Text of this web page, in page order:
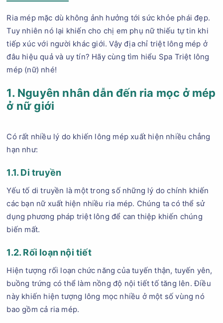
Ria mép mặc dù không ảnh hưởng tới sức khỏe phái đẹp.
Tuy nhiên nó lại khiến cho chị em phụ nữ thiếu tự tin khi
tiếp xúc với người khác giới. Vậy địa chỉ triệt lông mép ở
đâu hiệu quả và uy tín? Hãy cùng tìm hiểu Spa Triệt lông
mép (nữ) nhé!
1. Nguyên nhân dẫn đến ria mọc ở mép
ở nữ giới
Có rất nhiều lý do khiến lông mép xuất hiện nhiều chẳng
hạn như:
1.1. Di truyền
Yếu tố di truyền là một trong số những lý do chính khiến
các bạn nữ xuất hiện nhiều ria mép. Chúng ta có thể sử
dụng phương pháp triệt lông để can thiệp khiến chúng
biến mất.
1.2. Rối loạn nội tiết
Hiện tượng rối loạn chức năng của tuyến thận, tuyến yên,
buồng trứng có thể làm nồng độ nội tiết tố tăng lên. Điều
này khiến hiện tượng lông mọc nhiều ở một số vùng nó
bao gồm cả ria mép.